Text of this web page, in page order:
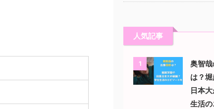
人気記事
1
奥智
は？
日本
生活